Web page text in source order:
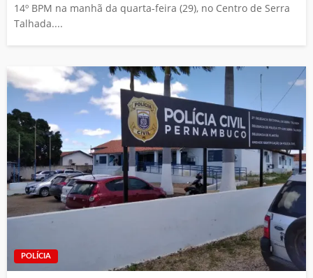
14º BPM na manhã da quarta-feira (29), no Centro de Serra
Talhada....
POLÍCIA